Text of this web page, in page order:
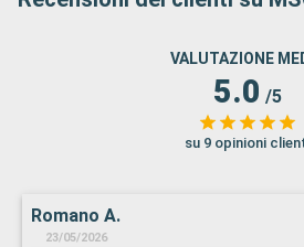
VALUTAZIONE
5.0 /5
su 9 opinioni
Romano A.
23/05/2026